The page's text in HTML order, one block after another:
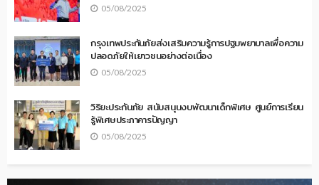
05/08/2025
กรุงเทพประกันภัยส่งเสริมความรู้การปฐมพยาบาลเพื่อความ
ปลอดภัยให้เยาวชนอย่างต่อเนื่อง
05/08/2025
วิริยะประกันภัย สนับสนุนงบพัฒนาเด็กพิเศษ ศูนย์การเรียน
รู้พิเศษประภาคารปัญญา
05/08/2025